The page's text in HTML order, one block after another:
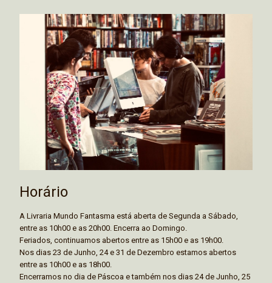
Horário
A Livraria Mundo Fantasma está aberta de Segunda a Sábado,
entre as 10h00 e as 20h00. Encerra ao Domingo.
Feriados, continuamos abertos entre as 15h00 e as 19h00.
Nos dias 23 de Junho, 24 e 31 de Dezembro estamos abertos
entre as 10h00 e as 18h00.
Encerramos no dia de Páscoa e também nos dias 24 de Junho, 25